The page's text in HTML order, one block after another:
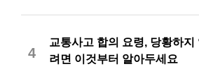
4
교통사고 합의 요령, 당황하지
려면 이것부터 알아두세요